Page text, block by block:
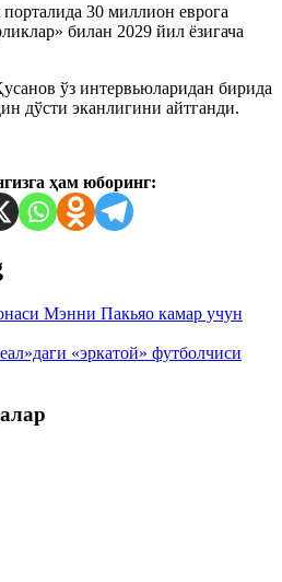
30 миллион еврога
билан 2029 йил ёзигача
ўз интервьюларидан бирида
дўсти эканлигини айтганди.
ҳам юборинг:
Мэнни Пакьяо камар учун
«эркатой» футболчиси